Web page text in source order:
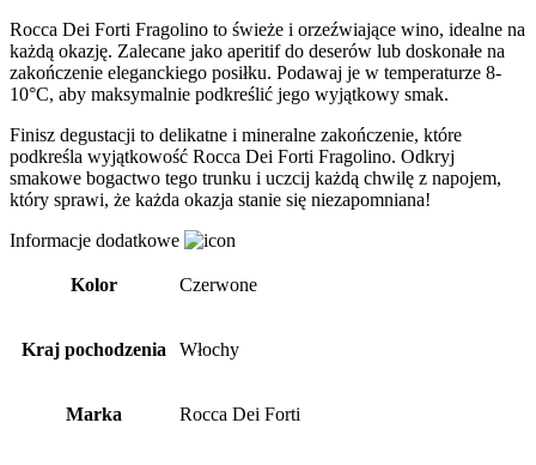
Rocca Dei Forti Fragolino to świeże i orzeźwiające wino, idealne na
każdą okazję. Zalecane jako aperitif do deserów lub doskonałe na
zakończenie eleganckiego posiłku. Podawaj je w temperaturze 8-
10°C, aby maksymalnie podkreślić jego wyjątkowy smak.
Finisz degustacji to delikatne i mineralne zakończenie, które
podkreśla wyjątkowość Rocca Dei Forti Fragolino. Odkryj
smakowe bogactwo tego trunku i uczcij każdą chwilę z napojem,
który sprawi, że każda okazja stanie się niezapomniana!
Informacje dodatkowe
Kolor Czerwone
Kraj pochodzenia Włochy
Marka Rocca Dei Forti